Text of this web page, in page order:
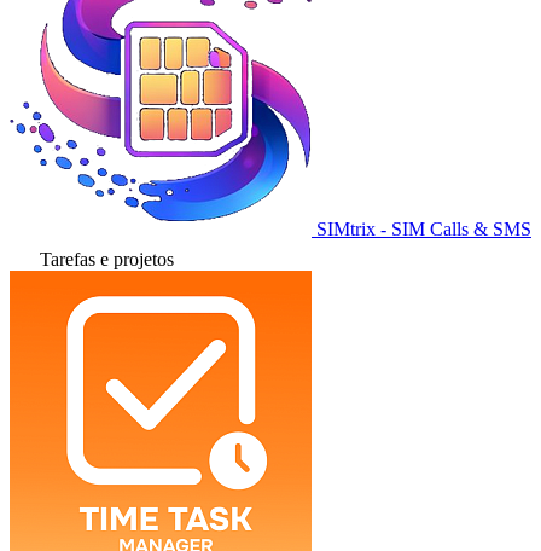
SIMtrix - SIM Calls & SMS
Tarefas e projetos